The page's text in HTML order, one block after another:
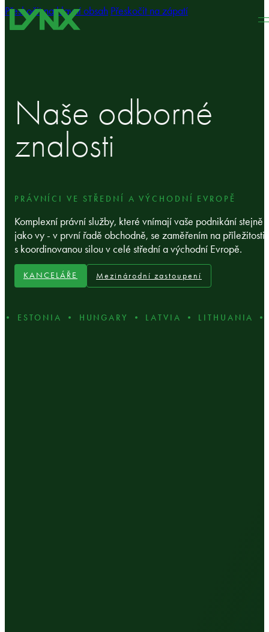
Přeskočit na hlavní obsah Přeskočit na zápatí
Naše odborné
znalosti
PRÁVNÍCI VE STŘEDNÍ A VÝCHODNÍ EVROPĚ
Komplexní právní služby, které vnímají vaše podnikání stejně
jako vy - v první řadě obchodně, se zaměřením na příležitosti
s koordinovanou silou v celé střední a východní Evropě.
KANCELÁŘE Mezinárodní zastoupení
• HUNGARY • LATVIA • LITHUANIA •